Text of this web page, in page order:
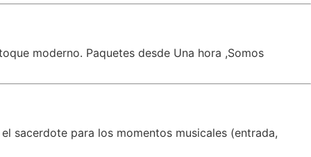
moderno. Paquetes desde Una hora ,Somos
sacerdote para los momentos musicales (entrada,